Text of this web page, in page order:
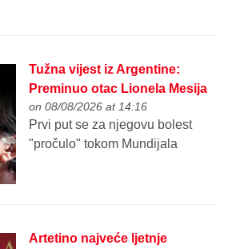
Tužna vijest iz Argentine:
Preminuo otac Lionela Mesija
on 08/08/2026 at 14:16
Prvi put se za njegovu bolest
"pročulo" tokom Mundijala
Artetino najveće ljetnje